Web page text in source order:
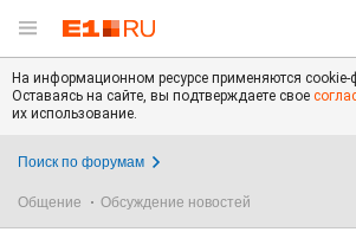
На информационном ресурсе применяются
Оставаясь на сайте, вы подтверждаете свое
их использование.
Поиск по форумам
Общение Обсуждение новостей